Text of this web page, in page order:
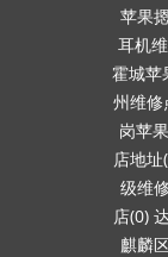
苹果
耳机
霍城苹
州维修
岗苹
店地址
级维
店(0)
麒麟